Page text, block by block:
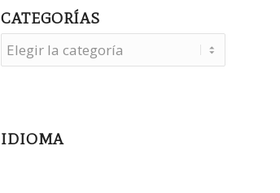
CATEGORÍAS
Categorías
IDIOMA